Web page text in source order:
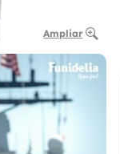
Ampliar